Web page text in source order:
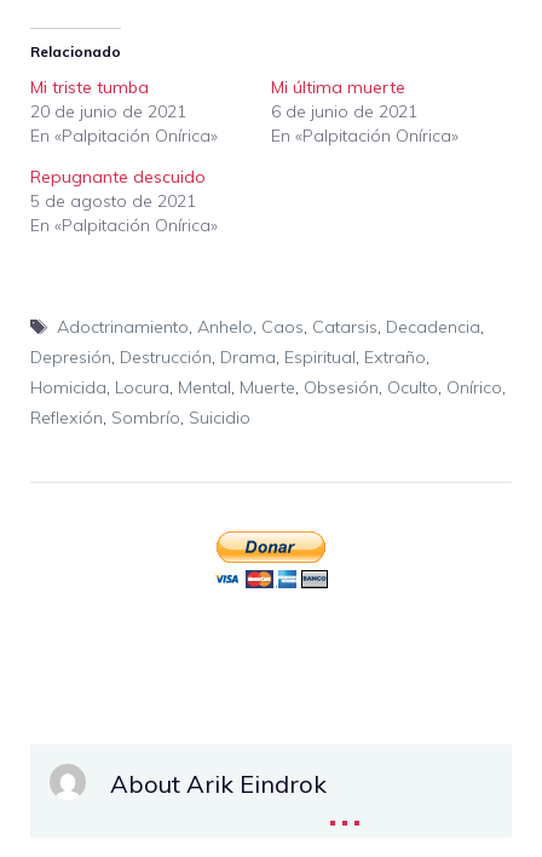
Relacionado
Mi triste tumba
20 de junio de 2021
En «Palpitación Onírica»
Mi última muerte
6 de junio de 2021
En «Palpitación Onírica»
Repugnante descuido
5 de agosto de 2021
En «Palpitación Onírica»
Etiquetas
Adoctrinamiento, Anhelo, Caos, Catarsis, Decadencia,
Depresión, Destrucción, Drama, Espiritual, Extraño,
Homicida, Locura, Mental, Muerte, Obsesión, Oculto, Onírico,
Reflexión, Sombrío, Suicidio
About Arik Eindrok...